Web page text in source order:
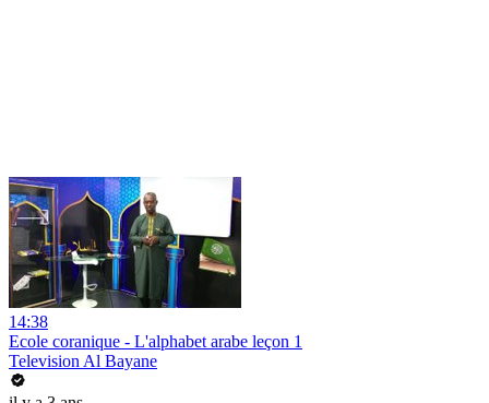
14:38
Ecole coranique - L'alphabet arabe leçon 1
Television Al Bayane